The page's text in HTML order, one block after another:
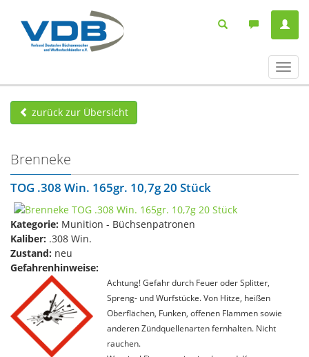
ein-/
zurück zur Übersicht
Brenneke
TOG .308 Win. 165gr. 10,7g 20 Stück
Kategorie: Munition - Büchsenpatronen
Kaliber: .308 Win.
Zustand: neu
Gefahrenhinweise:
Achtung! Gefahr durch Feuer oder Splitter,
Spreng- und Wurfstücke. Von Hitze, heißen
Oberflächen, Funken, offenen Flammen sowie
anderen Zündquellenarten fernhalten. Nicht
rauchen.